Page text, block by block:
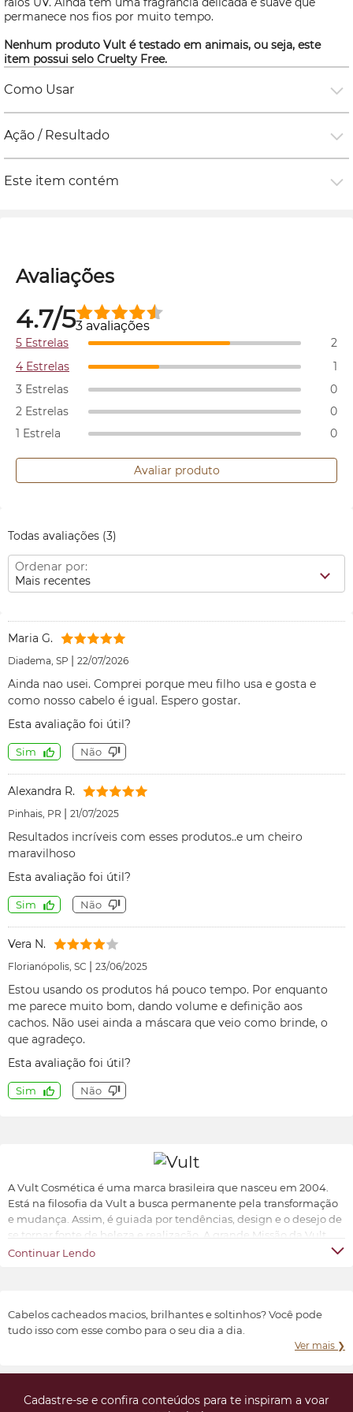
permanece nos fios por muito tempo.
Nenhum produto Vult é testado em animais, ou seja, este
item possui selo Cruelty Free.
Como Usar
Ação / Resultado
Este item contém
Avaliações
4.7/53 avaliações
5 Estrelas
2
4 Estrelas
1
3 Estrelas
0
2 Estrelas
0
1 Estrela
0
Avaliar produto
Todas avaliações (3)
Ordenar por:
Mais recentes
Maria G.
Diadema, SP | 22/07/2026
Ainda nao usei. Comprei porque meu filho usa e gosta e
como nosso cabelo é igual. Espero gostar.
Esta avaliação foi útil?
Sim Não
Alexandra R.
Pinhais, PR | 21/07/2025
Resultados incríveis com esses produtos..e um cheiro
maravilhoso
Esta avaliação foi útil?
Sim Não
Vera N.
Florianópolis, SC | 23/06/2025
Estou usando os produtos há pouco tempo. Por enquanto
me parece muito bom, dando volume e definição aos
cachos. Não usei ainda a máscara que veio como brinde, o
que agradeço.
Esta avaliação foi útil?
Sim Não
A Vult Cosmética é uma marca brasileira que nasceu em 2004.
Está na filosofia da Vult a busca permanente pela transformação
e mudança. Assim, é guiada por tendências, design e o desejo de
se tornar fonte de beleza e realização. A grande Missão da Vult
Cosmética é oferecer ao universo feminino a possibilidade de ter
Continuar Lendo
Cabelos cacheados macios, brilhantes e soltinhos? Você pode
tudo isso com esse combo para o seu dia a dia.
Ver mais ❯
Cadastre-se e confira conteúdos para te inspiram a voar